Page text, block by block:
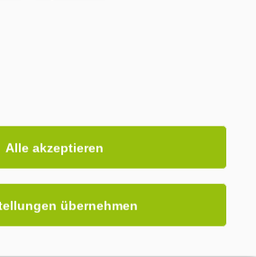
Alle akzeptieren
übernehmen
PPC erweitert BPL-Portfolio um
Integration: PPC bringt